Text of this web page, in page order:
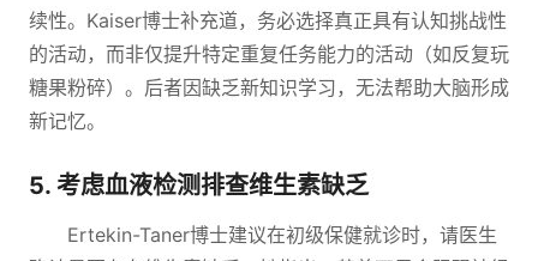
续性。Kaiser博士补充道，务必选择真正具有认知挑战性
的活动，而非仅提升特定重复任务能力的活动（如反复玩
糖果粉碎）。后者因缺乏新知识学习，无法帮助大脑形成
新记忆。
5. 考虑血液检测排查维生素缺乏
Ertekin-Taner博士建议在初级保健就诊时，请医生